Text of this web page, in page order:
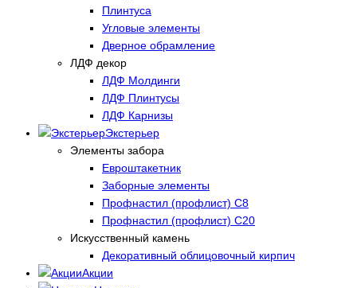
Плинтуса
Угловые элементы
Дверное обрамление
ЛДФ декор
ЛДФ Молдинги
ЛДФ Плинтусы
ЛДФ Карнизы
Экстерьер
Элементы забора
Евроштакетник
Заборные элементы
Профнастил (профлист) С8
Профнастил (профлист) С20
Искусственный камень
Декоративный облицовочный кирпич
Акции